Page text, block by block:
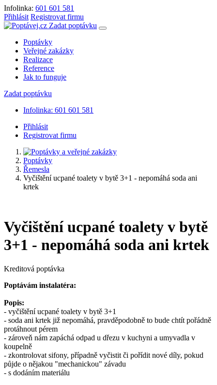
Infolinka: 601 601 581
Přihlásit Registrovat firmu
Zadat poptávku
Poptávky
Veřejné zakázky
Realizace
Reference
Jak to funguje
Zadat poptávku
Infolinka: 601 601 581
Přihlásit
Registrovat firmu
Poptávky
Řemesla
Vyčištění ucpané toalety v bytě 3+1 - nepomáhá soda ani
krtek
Vyčištění ucpané toalety v bytě
3+1 - nepomáhá soda ani krtek
Kreditová poptávka
Poptávám instalatéra:
Popis:
- vyčištění ucpané toalety v bytě 3+1
- soda ani krtek již nepomáhá, pravděpodobně to bude chtít pořádně
protáhnout pérem
- zároveň nám zapáchá odpad u dřezu v kuchyni a umyvadla v
koupelně
- zkontrolovat sifony, případně vyčistit či pořídit nové díly, pokud
půjde o nějakou "mechanickou" závadu
- s dodáním materiálu